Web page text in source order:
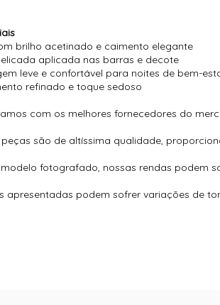
brilho acetinado e caimento elegante
aplicada nas barras e decote
leve e confortável para noites de bem-
refinado e toque sedoso
com os melhores fornecedores do
peças são de altíssima qualidade,
fotografado, nossas rendas podem
apresentadas podem sofrer variações de